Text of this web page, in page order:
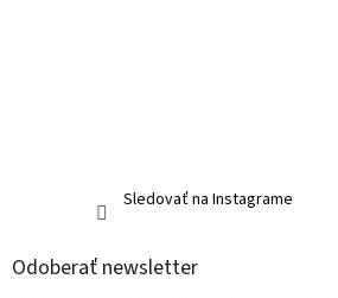
Sledovať na Instagrame
Odoberať newsletter